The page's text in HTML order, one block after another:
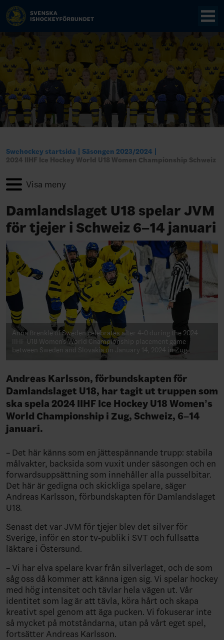
Swehockey startsida
Säsongen 2023/2024
2024 IIHF Ice Hockey World U18 Women Championship Schweiz
Damlandslaget U18 spelar JVM
för tjejer i Schweiz 6–14 januari
Anna Brenkle of Sweden celebrates after 4-0 during the 2024
IIHF U18 Women's World Championship placement game
between Sweden and Slovakia on January 14, 2024 in Zug.
Andreas Karlsson, förbundskapten för
Damlandslaget U18, har tagit ut truppen som
ska spela 2024 IIHF Ice Hockey U18 Women’s
World Championship i Zug, Schweiz, 6–14
januari.
– Det här känns som en jättespännande trupp: stabila
målvakter, backsida som vuxit under säsongen och en
forwardsuppsättning som innehåller alla pusselbitar.
Det här är gedigna och skickliga spelare, säger
Andreas Karlsson, förbundskapten för Damlandslaget
U18.
Senast det var JVM för tjejer blev det silver för
Sverige, inför en stor tv-publik i SVT och fullsatta
läktare i Östersund.
– Vi har elva spelare kvar från silverlaget, och de som
såg oss då kommer att känna igen sig. Vi spelar hockey
med hög intensitet och tävlar hela vägen ut. Vår
identitet som lag är att tävla, köra hårt och skapa
kreativt spel genom att äga pucken. Vi fokuserar inte
så mycket på motståndarna, utan på vårt eget spel,
fortsätter Andreas Karlsson.